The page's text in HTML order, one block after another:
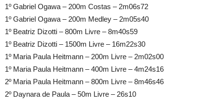
1º Gabriel Ogawa – 200m Costas – 2m06s72
1º Gabriel Ogawa – 200m Medley – 2m05s40
1º Beatriz Dizotti – 800m Livre – 8m40s59
1º Beatriz Dizotti – 1500m Livre – 16m22s30
1º Maria Paula Heitmann – 200m Livre – 2m02s00
1º Maria Paula Heitmann – 400m Livre – 4m24s16
2º Maria Paula Heitmann – 800m Livre – 8m46s46
2º Daynara de Paula – 50m Livre – 26s10